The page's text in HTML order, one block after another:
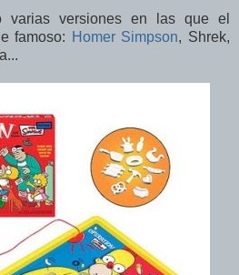
varias versiones en las que el
famoso: Homer Simpson, Shrek,